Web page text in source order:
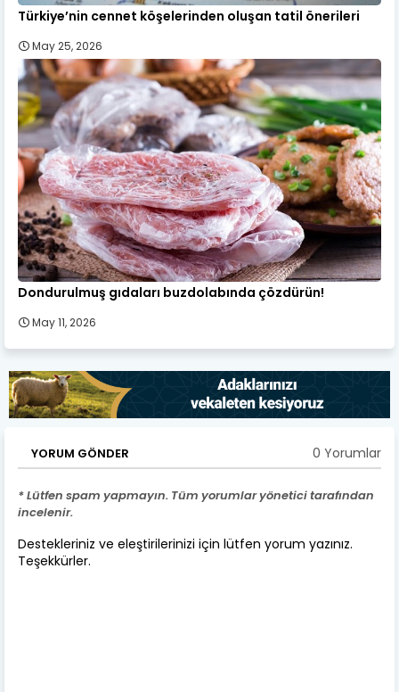
Türkiye’nin cennet köşelerinden oluşan tatil önerileri
May 25, 2026
Dondurulmuş gıdaları buzdolabında çözdürün!
May 11, 2026
YORUM GÖNDER 0 Yorumlar
* Lütfen spam yapmayın. Tüm yorumlar yönetici tarafından
incelenir.
Destekleriniz ve eleştirilerinizi için lütfen yorum yazınız.
Teşekkürler.